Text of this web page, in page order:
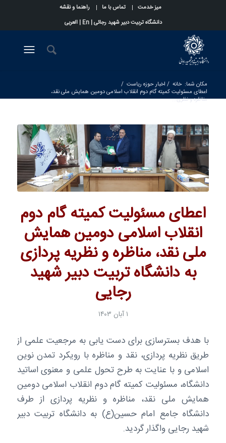
میز خدمت تماس با ما
راهنما و نقشه
دانشگاه تربیت دبیر شهید رجائی |En
|العربی
مکان شما: خانه / اخبار حوزه ریاست /
اعطای مسئولیت کمیته گام دوم انقلاب اسلامی دومین همایش ملی نقد،
مناظره و نظری...
اعطای مسئولیت کمیته گام دوم
انقلاب اسلامی دومین همایش
ملی نقد، مناظره و نظریه پردازی
به دانشگاه تربیت دبیر شهید
رجایی
۱ آبان ۱۴۰۳
با هدف بسترسازی برای دست یابی به مرجعیت علمی از
طریق نظریه پردازی، نقد و مناظره با رویکرد تمدن نوین
اسلامی و با عنایت به طرح تحول علمی و معنوی اساتید
دانشگاه، مسئولیت کمیته گام دوم انقلاب اسلامی دومین
همایش ملی نقد، مناظره و نظریه پردازی از طرف
دانشگاه جامع امام حسین(ع) به دانشگاه تربیت دبیر
شهید رجایی واگذار گردید.